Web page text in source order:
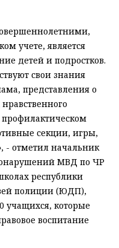
учете, является
детей и подростков.
свои знания
представления о
секции, игры,
- отметил начальник
МВД по ЧР
республики
полиции (ЮДП),
учащихся, которые
воспитание